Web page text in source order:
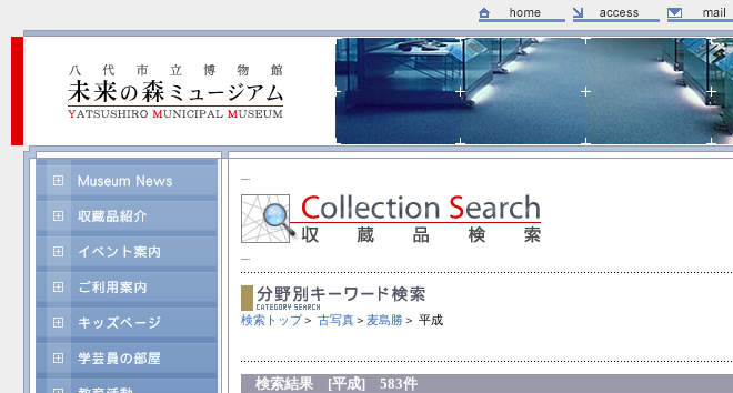
検索トップ＞ 古写真＞ 麦島勝＞ 平成
検索結果 [平成] 583件